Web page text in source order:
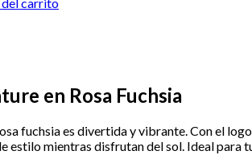
en Rosa Fuchsia
fuchsia es divertida y vibrante. Con el
estilo mientras disfrutan del sol. Ideal para